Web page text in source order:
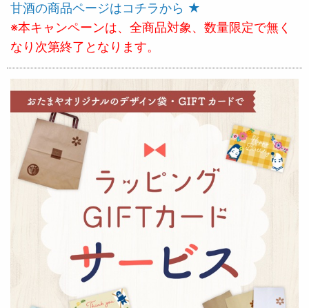
甘酒の商品ページはコチラから ★
※本キャンペーンは、全商品対象、数量限定で無く
なり次第終了となります。